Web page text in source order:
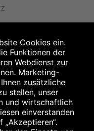
Cookies ein.
Funktionen der
Webdienst zur
Marketing-
zusätzliche
stellen, unser
und wirtschaftlich
einverstanden